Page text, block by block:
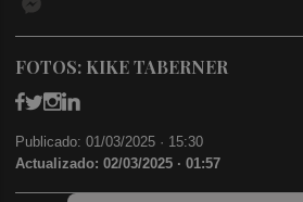
FOTOS: KIKE TABERNER
Publicado: 01/03/2025 · 15:30
Actualizado: 02/03/2025 · 01:57